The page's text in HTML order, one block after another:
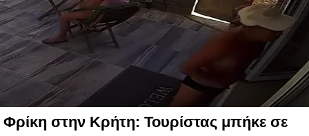
Φρίκη στην Κρήτη: Τουρίστας μπήκε σε